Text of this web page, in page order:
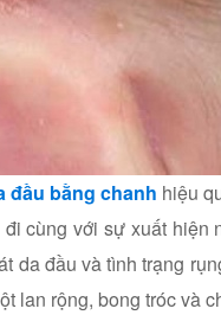
đầu bằng chanh hiệu
cùng với sự xuất
da đầu và tình trạng
lan rộng, bong tróc và